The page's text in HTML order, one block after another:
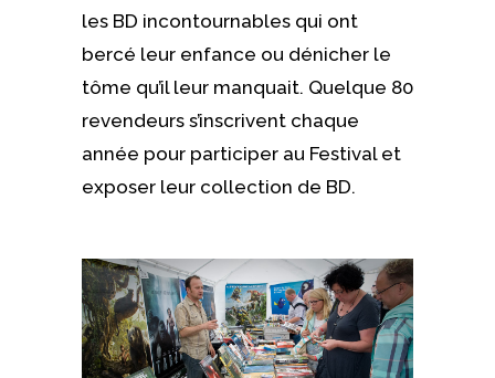
les BD incontournables qui ont
bercé leur enfance ou dénicher le
tôme qu’il leur manquait. Quelque 80
revendeurs s’inscrivent chaque
année pour participer au Festival et
exposer leur collection de BD.